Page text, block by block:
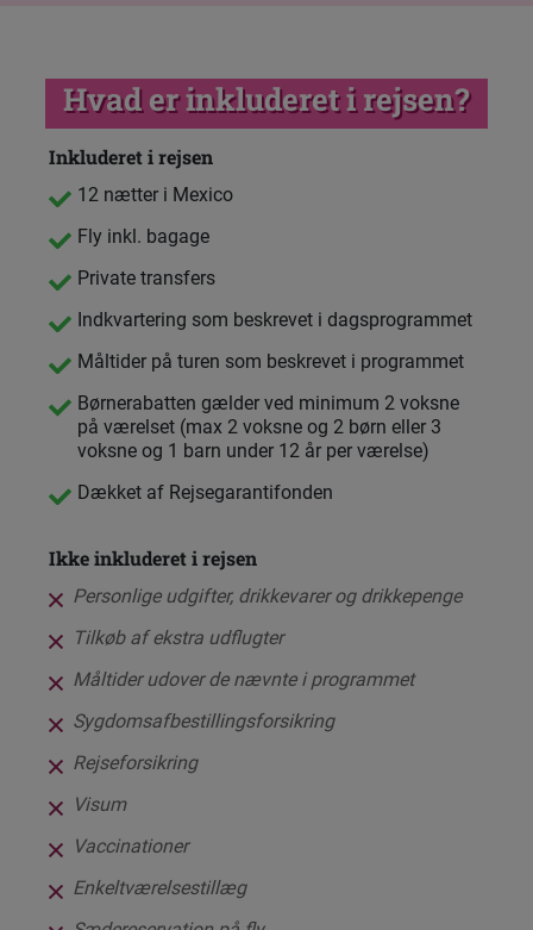
Hvad er inkluderet i rejsen?
Inkluderet i rejsen
12 nætter i Mexico
Fly inkl. bagage
Private transfers
Indkvartering som beskrevet i dagsprogrammet
Måltider på turen som beskrevet i programmet
Børnerabatten gælder ved minimum 2 voksne
på værelset (max 2 voksne og 2 børn eller 3
voksne og 1 barn under 12 år per værelse)
Dækket af Rejsegarantifonden
Ikke inkluderet i rejsen
Personlige udgifter, drikkevarer og drikkepenge
Tilkøb af ekstra udflugter
Måltider udover de nævnte i programmet
Sygdomsafbestillingsforsikring
Rejseforsikring
Visum
Vaccinationer
Enkeltværelsestillæg